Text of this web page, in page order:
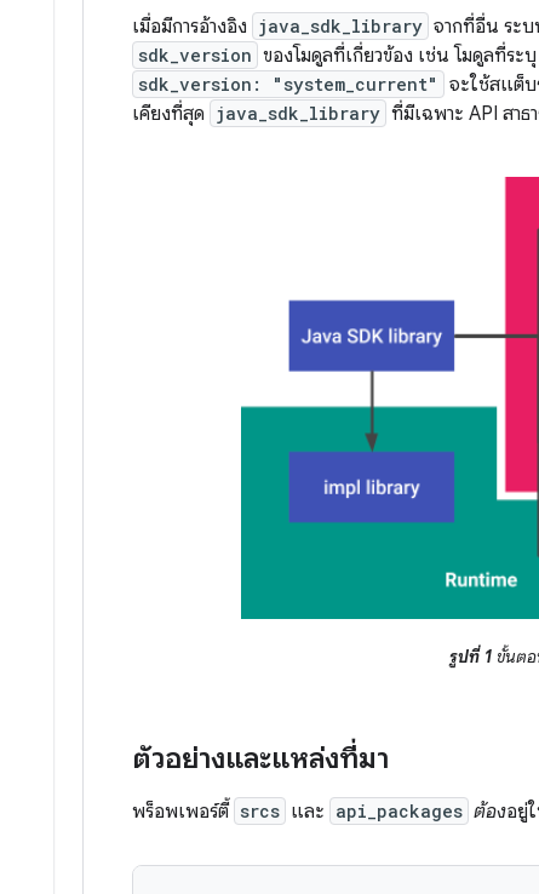
เมื่อมีการอ้างอิง java_sdk_library จากที่อื่น ระบ
sdk_version ของโมดูลที่เกี่ยวข้อง เช่น โมดูลที่ระบุ
sdk_version: "system_current"
จะใช้สแต็
เคียงที่สุด java_sdk_library ที่มีเฉพาะ API สา
รูปที่ 1 ขั้นตอ
ตัวอย่างและแหล่งที่มา
พร็อพเพอร์ตี้ srcs และ api_packages ต้องอยู่